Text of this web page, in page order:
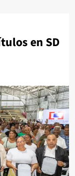
en SD